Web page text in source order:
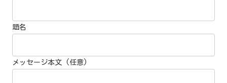
題名
メッセージ本文 (任意)